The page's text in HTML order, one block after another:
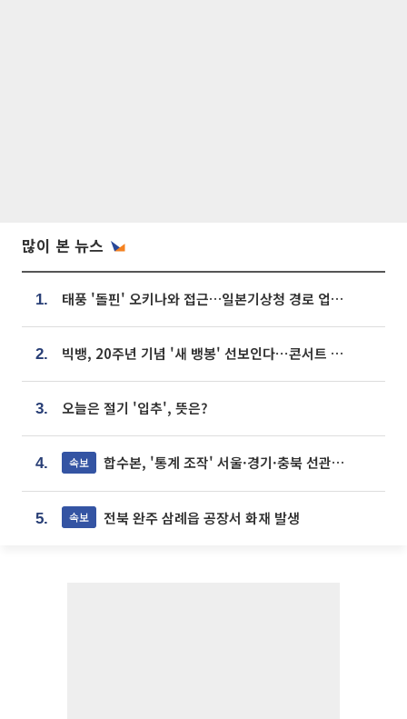
많이 본 뉴스
1. 태풍 '돌핀' 오키나와 접근…일본기상청 경로 업데이트
2. 빅뱅, 20주년 기념 '새 뱅봉' 선보인다⋯콘서트 앞두고 팝업 개최
3. 오늘은 절기 '입추', 뜻은?
4. 속보 합수본, '통계 조작' 서울·경기·충북 선관위 등 추가 압수수색
5. 속보 전북 완주 삼례읍 공장서 화재 발생